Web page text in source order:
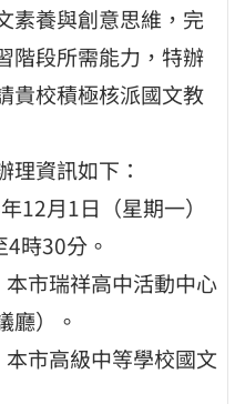
素養與創意思維，完
階段所需能力，特辦
貴校積極核派國文教
理資訊如下：
12月1日（星期一）
時30分。
市瑞祥高中活動中心
廳）。
市高級中等學校國文